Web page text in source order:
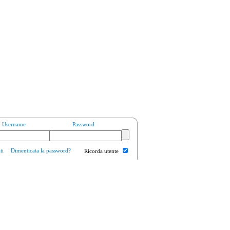
Username Password
Dimenticata la password? Ricorda utente